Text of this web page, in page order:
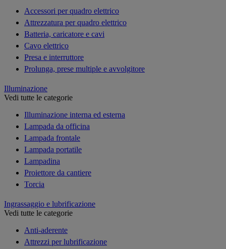
Accessori per quadro elettrico
Attrezzatura per quadro elettrico
Batteria, caricatore e cavi
Cavo elettrico
Presa e interruttore
Prolunga, prese multiple e avvolgitore
Illuminazione
Vedi tutte le categorie
Illuminazione interna ed esterna
Lampada da officina
Lampada frontale
Lampada portatile
Lampadina
Proiettore da cantiere
Torcia
Ingrassaggio e lubrificazione
Vedi tutte le categorie
Anti-aderente
Attrezzi per lubrificazione